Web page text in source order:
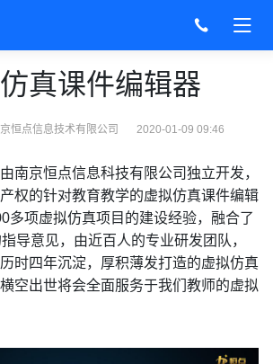
真课件编辑器
恒点信息技术有限公司 2020-01-09 09:46
南京恒点信息科技有限公司独立开发，
权的针对教育教学的虚拟仿真课件编辑
多项虚拟仿真项目的建设经验，融合了
导意见，由近百人的专业研发团队，
时四年沉淀，厚积薄发打造的虚拟仿真
空出世将会全面服务于我们教师的虚拟